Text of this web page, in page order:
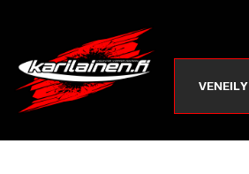
VENEILY